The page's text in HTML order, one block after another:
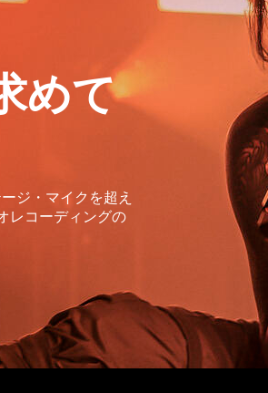
めて
ジ・マイクを超え
レコーディングの